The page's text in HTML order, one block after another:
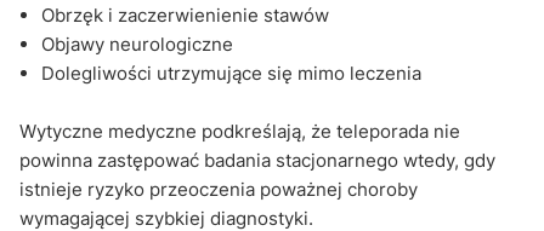
Obrzęk i zaczerwienienie stawów
Objawy neurologiczne
Dolegliwości utrzymujące się mimo leczenia
Wytyczne medyczne podkreślają, że teleporada nie
powinna zastępować badania stacjonarnego wtedy, gdy
istnieje ryzyko przeoczenia poważnej choroby
wymagającej szybkiej diagnostyki.